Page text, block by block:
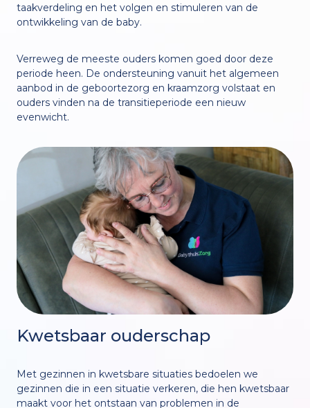
taakverdeling en het volgen en stimuleren van de
ontwikkeling van de baby.
Verreweg de meeste ouders komen goed door deze
periode heen. De ondersteuning vanuit het algemeen
aanbod in de geboortezorg en kraamzorg volstaat en
ouders vinden na de transitieperiode een nieuw
evenwicht.
Kwetsbaar ouderschap
Met gezinnen in kwetsbare situaties bedoelen we
gezinnen die in een situatie verkeren, die hen kwetsbaar
maakt voor het ontstaan van problemen in de